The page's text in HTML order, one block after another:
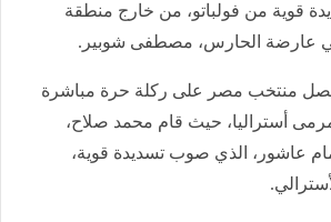
قوية من فولباتو، من خارج منطقة
عارضة الحارس، مصطفى شوبير.
الدقيقة 12، حصل منتخب مصر على ركلة حرة مباشرة
أستراليا، حيث قام محمد صلاح،
عاشور، الذي صوب تسديدة قوية،